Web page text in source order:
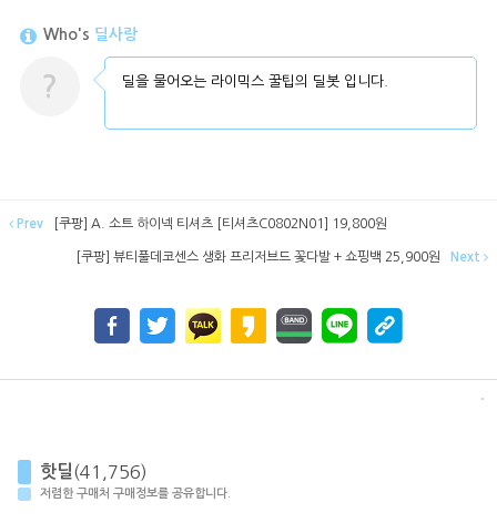
Who's 딜사랑
? 딜을 물어오는 라이믹스 꿀팁의 딜봇 입니다.
Prev [쿠팡] A. 소트 하이넥 티셔츠 [티셔츠C0802N01] 19,800원
[쿠팡] 뷰티풀데코센스 생화 프리저브드 꽃다발 + 쇼핑백 25,900원 Next
핫딜 (41,756)
저렴한 구매처 구매정보를 공유합니다.